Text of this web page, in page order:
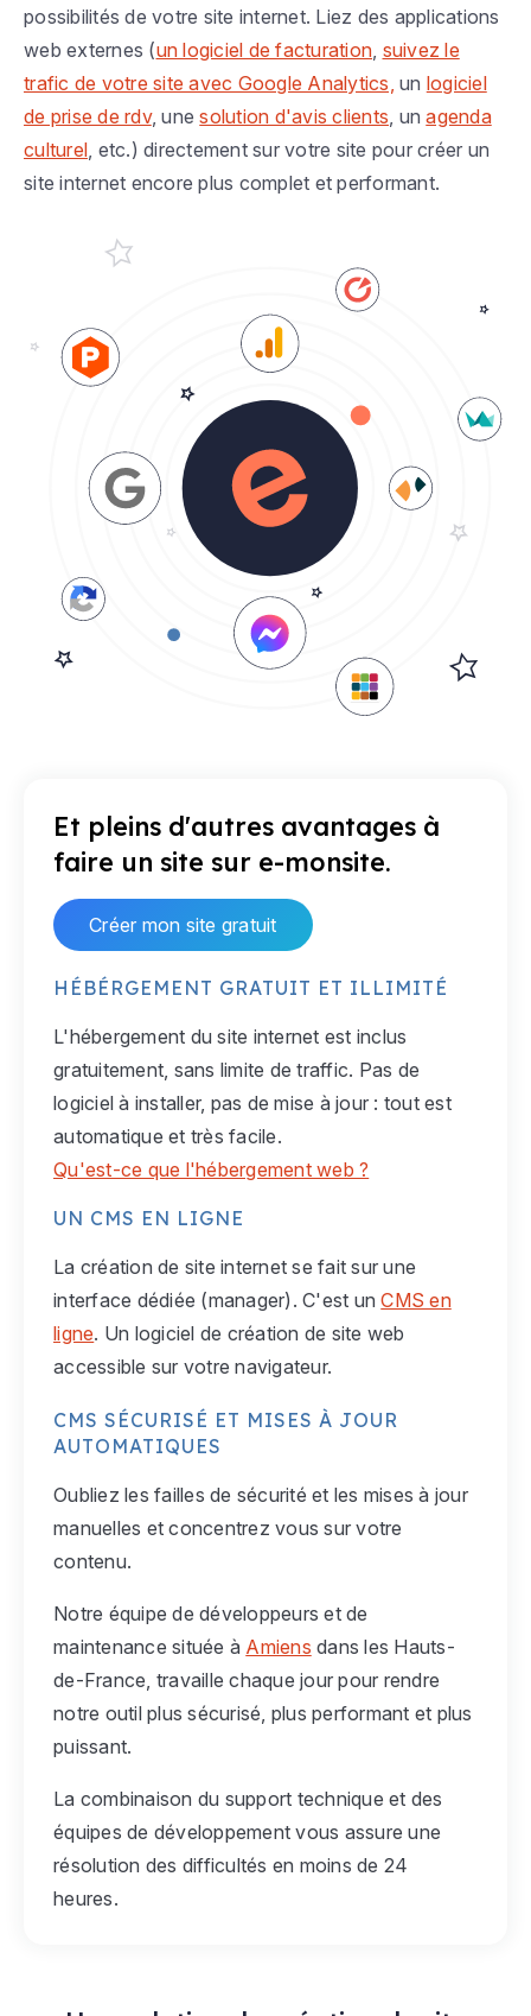
possibilités de votre site internet. Liez des applications
web externes (un logiciel de facturation, suivez le
trafic de votre site avec Google Analytics, un logiciel
de prise de rdv, unesolution d'avis clients, unagenda
culturel, etc.) directement sur votre site pour créer un
site internet encore plus complet et performant.
Et pleins d'autres avantages à
faire un site sur e-monsite.
Créer mon site gratuit
HÉBÉRGEMENT GRATUIT ET ILLIMITÉ
L'hébergement du site internet est inclus
gratuitement, sans limite de traffic. Pas de
logiciel à installer, pas de mise à jour : tout est
automatique et très facile.
Qu'est-ce que l'hébergement web ?
UN CMS EN LIGNE
La création de site internet se fait sur une
interface dédiée (manager). C'est unCMS en
ligne. Un logiciel de création de site web
accessible sur votre navigateur.
CMS SÉCURISÉ ET MISES À JOUR
AUTOMATIQUES
Oubliez les failles de sécurité et les mises à jour
manuelles et concentrez vous sur votre
contenu.
Notre équipe de développeurs et de
maintenance située à Amiens dans les Hauts-
de-France, travaille chaque jour pour rendre
notre outil plus sécurisé, plus performant et plus
puissant.
La combinaison du support technique et des
équipes de développement vous assure une
résolution des difficultés en moins de 24
heures.